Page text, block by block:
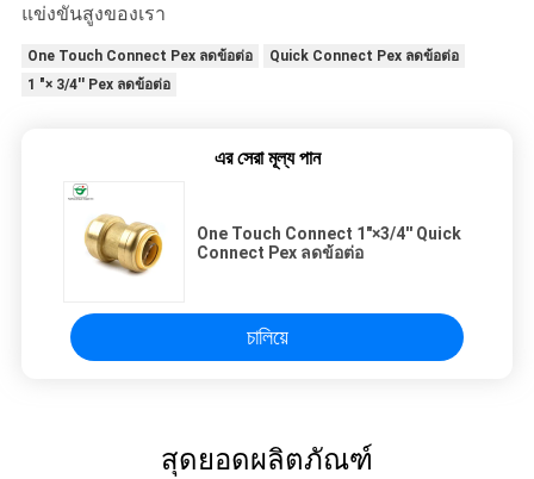
แข่งขันสูงของเรา
One Touch Connect Pex ลดข้อต่อ
Quick Connect Pex ลดข้อต่อ
1 "× 3/4'' Pex ลดข้อต่อ
এর সেরা মূল্য পান
One Touch Connect 1"×3/4'' Quick
Connect Pex ลดข้อต่อ
চালিয়ে
สุดยอดผลิตภัณฑ์